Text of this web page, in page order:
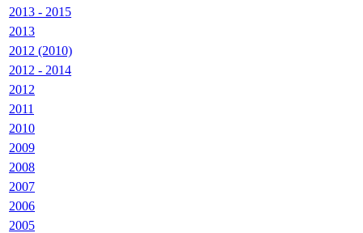
2013 - 2015
2013
2012 (2010)
2012 - 2014
2012
2011
2010
2009
2008
2007
2006
2005